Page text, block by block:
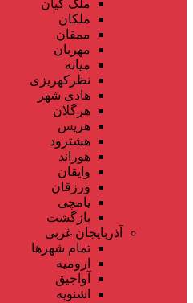
ملک کیان
ملکان
ممقان
مهربان
میانه
نظرکهریزی
هادی شهر
هرگلان
هریس
هشترود
هوراند
وایقان
ورزقان
یامچی
بازگشت
آذربایجان غربی
تمام شهر‌ها
ارومیه
آواجیق
اشنویه